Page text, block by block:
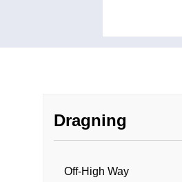
Dragning
Off-High Way